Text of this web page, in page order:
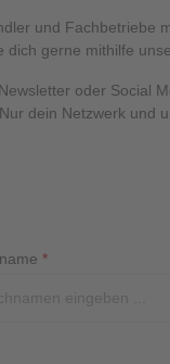
und Fachbetriebe
gerne mithilfe
oder Social
dein Netzwerk und
*